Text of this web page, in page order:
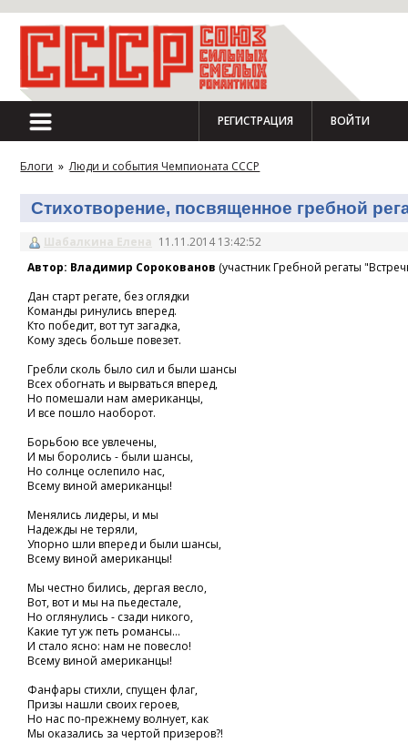
РЕГИСТРАЦИЯ ВОЙТИ
Блоги » Люди и события Чемпионата СССР
Стихотворение, посвященное гребной
Шабалкина Елена 11.11.2014 13:42:52
Автор: Владимир Сорокованов (участник Гребной регаты
Дан старт регате, без оглядки
Команды ринулись вперед.
Кто победит, вот тут загадка,
Кому здесь больше повезет.
Гребли сколь было сил и были шансы
Всех обогнать и вырваться вперед,
Но помешали нам американцы,
И все пошло наоборот.
Борьбою все увлечены,
И мы боролись - были шансы,
Но солнце ослепило нас,
Всему виной американцы!
Менялись лидеры, и мы
Надежды не теряли,
Упорно шли вперед и были шансы,
Всему виной американцы!
Мы честно бились, дергая весло,
Вот, вот и мы на пьедестале,
Но оглянулись - сзади никого,
Какие тут уж петь романсы...
И стало ясно: нам не повесло!
Всему виной американцы!
Фанфары стихли, спущен флаг,
Призы нашли своих героев,
Но нас по-прежнему волнует, как
Мы оказались за чертой призеров?!